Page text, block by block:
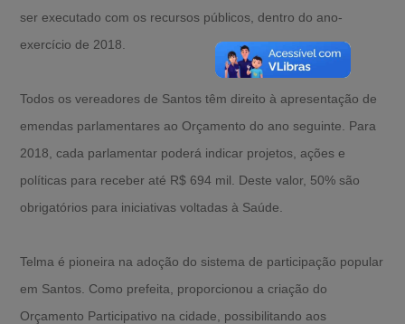
ser executado com os recursos públicos, dentro do ano-
exercício de 2018.
Todos os vereadores de Santos têm direito à apresentação de
emendas parlamentares ao Orçamento do ano seguinte. Para
2018, cada parlamentar poderá indicar projetos, ações e
políticas para receber até R$ 694 mil. Deste valor, 50% são
obrigatórios para iniciativas voltadas à Saúde.
Telma é pioneira na adoção do sistema de participação popular
em Santos. Como prefeita, proporcionou a criação do
Orçamento Participativo na cidade, possibilitando aos